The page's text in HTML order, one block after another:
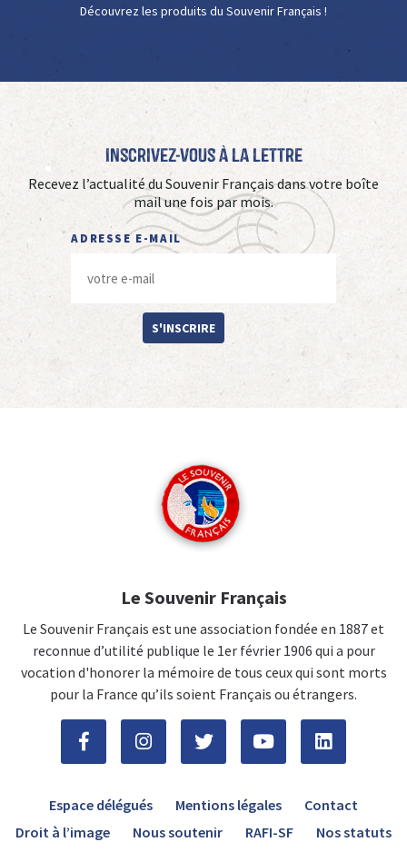
Découvrez les produits du Souvenir Français !
Inscrivez-vous à La Lettre
Recevez l’actualité du Souvenir Français dans votre boîte
mail une fois par mois.
ADRESSE E-MAIL
S'INSCRIRE
Le Souvenir Français
Le Souvenir Français est une association fondée en 1887 et
reconnue d’utilité publique le 1er février 1906 qui a pour
vocation d'honorer la mémoire de tous ceux qui sont morts
pour la France qu’ils soient Français ou étrangers.
Espace délégués Mentions légales
Contact
Droit à l’image
Nous soutenir RAFI-SF Nos statuts